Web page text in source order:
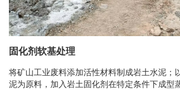
固化剂软基处理
将矿山工业废料添加活性材料制成岩土水泥；
泥为原料，加入岩土固化剂在特定条件下成型